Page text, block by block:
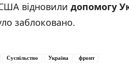
відновили допомогу
заблоковано.
Суспільство Україна фронт